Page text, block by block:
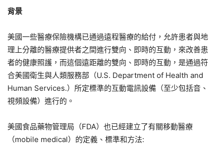
背景
美國一些醫療保險機構已通過遠程醫療的給付，允許患者與地
理上分離的醫療提供者之間進行雙向、即時的互動，來改善患
者的健康照護，而這個遠距離的雙向、即時的互動，是通過符
合美國衛生與人類服務部（U.S. Department of Health and
Human Services.）所定標準的互動電訊設備（至少包括音、
視頻設備）進行的。
美國食品藥物管理局（FDA）也已經建立了有關移動醫療
（mobile medical）的定義、標準和方法: